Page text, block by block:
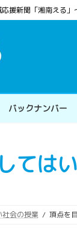
援新聞「湘南える
バックナンバー
ては
社会の授業 頂点を